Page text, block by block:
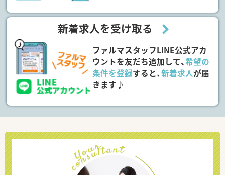
新着求人を受け取る
ファルマスタッフLINE公式アカ
ウントを友だち追加して、希望の
条件を登録すると、新着求人が届
きます♪